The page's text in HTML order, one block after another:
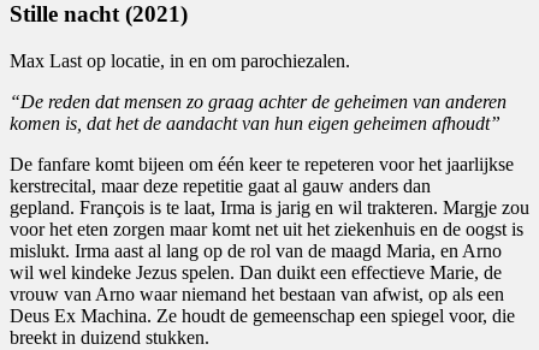
Stille nacht (2021)
Max Last op locatie, in en om parochiezalen.
“De reden dat mensen zo graag achter de geheimen van anderen
komen is, dat het de aandacht van hun eigen geheimen afhoudt”
De fanfare komt bijeen om één keer te repeteren voor het jaarlijkse
kerstrecital, maar deze repetitie gaat al gauw anders dan
gepland. François is te laat, Irma is jarig en wil trakteren. Margje zou
voor het eten zorgen maar komt net uit het ziekenhuis en de oogst is
mislukt. Irma aast al lang op de rol van de maagd Maria, en Arno
wil wel kindeke Jezus spelen. Dan duikt een effectieve Marie, de
vrouw van Arno waar niemand het bestaan van afwist, op als een
Deus Ex Machina. Ze houdt de gemeenschap een spiegel voor, die
breekt in duizend stukken.